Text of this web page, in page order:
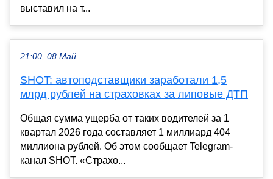
выставил на т...
21:00, 08 Май
SHOT: автоподставщики заработали 1,5
млрд рублей на страховках за липовые ДТП
Общая сумма ущерба от таких водителей за 1
квартал 2026 года составляет 1 миллиард 404
миллиона рублей. Об этом сообщает Telegram-
канал SHOT. «Страхо...